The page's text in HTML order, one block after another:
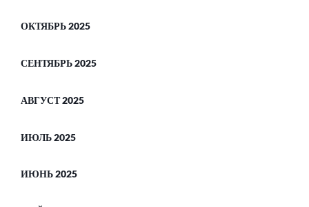
ОКТЯБРЬ 2025
СЕНТЯБРЬ 2025
АВГУСТ 2025
ИЮЛЬ 2025
ИЮНЬ 2025